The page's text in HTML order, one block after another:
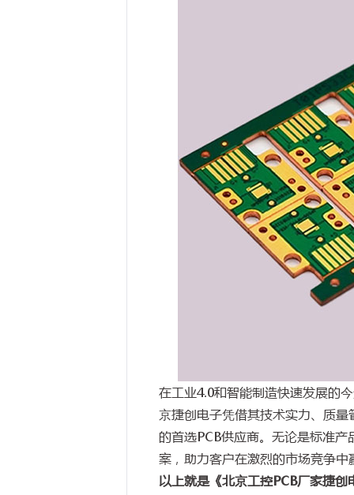
在工业4.0和智能制造快速发展的
京捷创电子凭借其技术实力、质
的首选PCB供应商。无论是标准
案，助力客户在激烈的市场竞争中
以上就是《北京工控PCB厂家捷